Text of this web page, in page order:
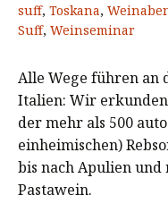
suff, Toskana,
Suff, Weinseminar
Alle Wege führen an
Italien: Wir
der mehr als 500
einheimischen)
bis nach Apulien
Pastawein.